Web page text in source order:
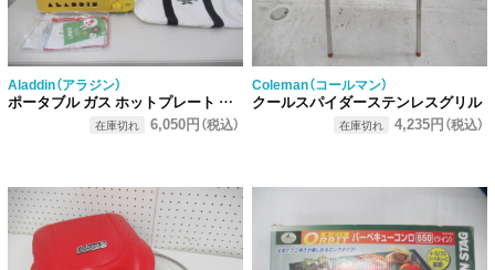
Aladdin（アラジン）
ポータブル ガス ホットプレート プチパン
在庫切れ 6,050円（税込）
Coleman（コールマン）
クールスパイダーステンレスグリル
在庫切れ 4,235円（税込）